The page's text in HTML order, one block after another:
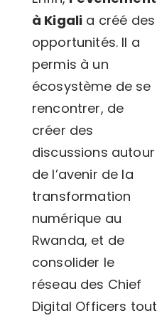
à Kigali a créé des
opportunités. Il a
permis à un
écosystème de se
rencontrer, de
créer des
discussions autour
de l’avenir de la
transformation
numérique au
Rwanda, et de
consolider le
réseau des Chief
Digital Officers tout